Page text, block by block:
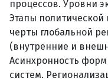
процессов. Уровни
Этапы
черты глобальной
(внутренние и
Асинхронность
систем.